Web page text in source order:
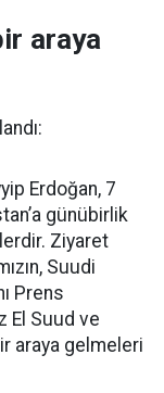
araya
Erdoğan, 7
günübirlik
Ziyaret
Suudi
Prens
El Suud ve
araya gelmeleri